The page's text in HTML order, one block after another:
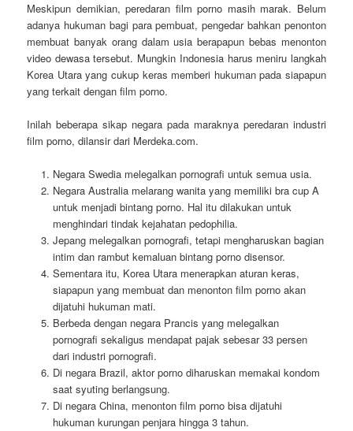
Meskipun demikian, peredaran film porno masih marak. Belum
adanya hukuman bagi para pembuat, pengedar bahkan penonton
membuat banyak orang dalam usia berapapun bebas menonton
video dewasa tersebut. Mungkin Indonesia harus meniru langkah
Korea Utara yang cukup keras memberi hukuman pada siapapun
yang terkait dengan film porno.
Inilah beberapa sikap negara pada maraknya peredaran industri
film porno, dilansir dari Merdeka.com.
Negara Swedia melegalkan pornografi untuk semua usia.
Negara Australia melarang wanita yang memiliki bra cup A
untuk menjadi bintang porno. Hal itu dilakukan untuk
menghindari tindak kejahatan pedophilia.
Jepang melegalkan pornografi, tetapi mengharuskan bagian
intim dan rambut kemaluan bintang porno disensor.
Sementara itu, Korea Utara menerapkan aturan keras,
siapapun yang membuat dan menonton film porno akan
dijatuhi hukuman mati.
Berbeda dengan negara Prancis yang melegalkan
pornografi sekaligus mendapat pajak sebesar 33 persen
dari industri pornografi.
Di negara Brazil, aktor porno diharuskan memakai kondom
saat syuting berlangsung.
Di negara China, menonton film porno bisa dijatuhi
hukuman kurungan penjara hingga 3 tahun.